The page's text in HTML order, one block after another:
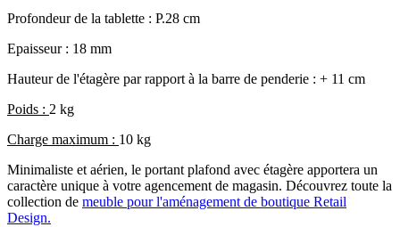
Profondeur de la tablette : P.28 cm
Epaisseur : 18 mm
Hauteur de l'étagère par rapport à la barre de penderie : + 11 cm
Poids : 2 kg
Charge maximum : 10 kg
Minimaliste et aérien, le portant plafond avec étagère apportera un
caractère unique à votre agencement de magasin. Découvrez toute la
collection de meuble pour l'aménagement de boutique Retail
Design.